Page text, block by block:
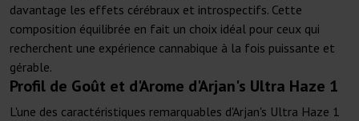
davantage les effets cérébraux et introspectifs. Cette
composition équilibrée en fait un choix idéal pour ceux qui
recherchent une expérience cannabique à la fois puissante et
gérable.
Profil de Goût et d'Arome d'Arjan's Ultra Haze 1
L'une des caractéristiques remarquables d'Arjan's Ultra Haze 1